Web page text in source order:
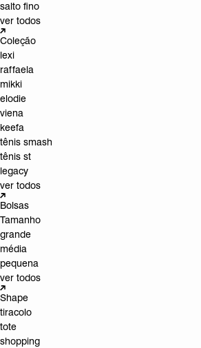
salto fino
ver todos
Coleção
lexi
raffaela
mikki
elodie
viena
keefa
tênis smash
tênis st
legacy
ver todos
Bolsas
Tamanho
grande
média
pequena
ver todos
Shape
tiracolo
tote
shopping